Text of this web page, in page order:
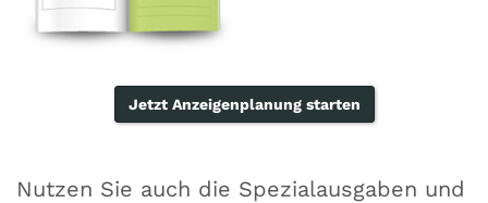
Jetzt Anzeigenplanung starten
Nutzen Sie auch die Spezialausgaben und